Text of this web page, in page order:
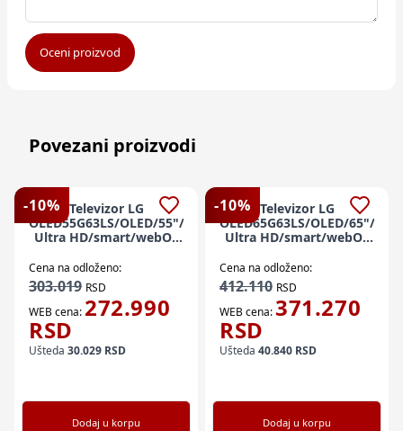
Oceni proizvod
Povezani proizvodi
-10% Televizor LG
OLED55G63LS/OLED/55"/4K
Ultra HD/smart/webOS
Cena na odloženo:
303.019 RSD
WEB cena: 272.990
RSD
Ušteda 30.029 RSD
Dodaj u korpu
-10% Televizor LG
OLED65G63LS/OLED/65"/4K
Ultra HD/smart/webOS
Cena na odloženo:
412.110 RSD
WEB cena:371.270
RSD
Ušteda 40.840 RSD
Dodaj u korpu